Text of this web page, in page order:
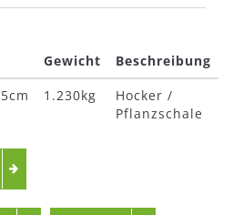
Gewicht
Beschreibung
1.230kg
Hocker /
Pflanzschale